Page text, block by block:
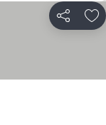
Kongsi